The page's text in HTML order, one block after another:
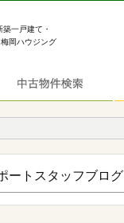
一戸建て・
岡ハウジング
ートスタッフブログ